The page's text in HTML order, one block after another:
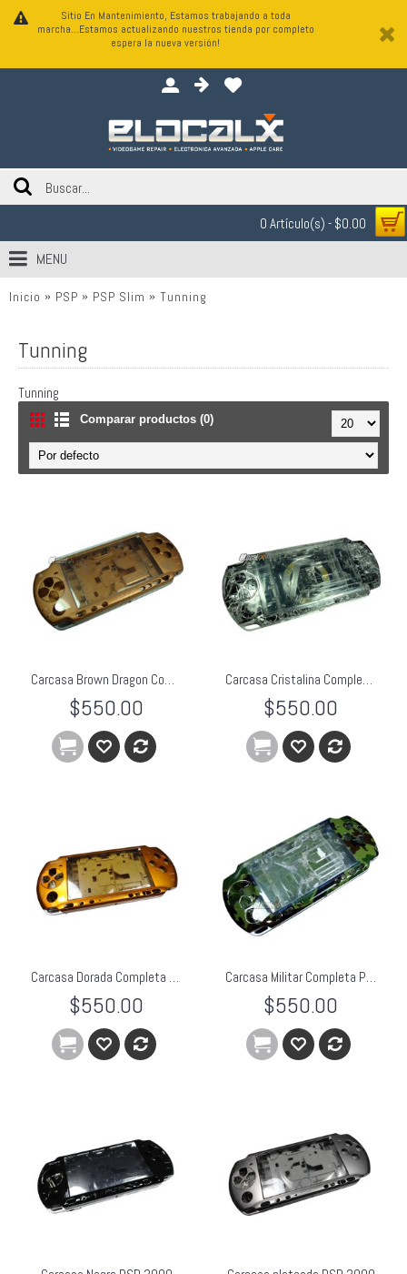
Sitio En Mantenimiento, Estamos trabajando a toda
marcha...Estamos actualizando nuestros tienda por completo
espera la nueva versión!
0 Artículo(s) - $0.00
MENU
Inicio PSP PSP Slim Tunning
Tunning
Tunning
Comparar productos (0)
Carcasa Brown Dragon Completa PSP Slim
$550.00
Carcasa Cristalina Completa PSP Slim
$550.00
Carcasa Dorada Completa PSP 3000
$550.00
Carcasa Militar Completa PSP Slim
$550.00